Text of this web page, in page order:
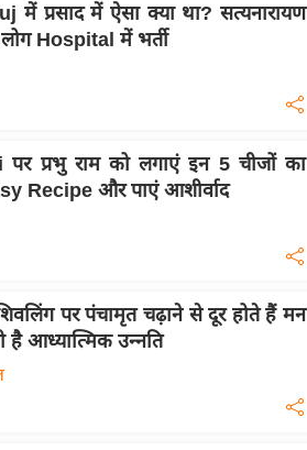
प्रसाद में ऐसा क्या था? सत्यनारायण
Hospital में भर्ती
प्रभु राम को लगाएं इन 5 चीजों का
Recipe और पाएं आशीर्वाद
पर पंचामृत चढ़ाने से दूर होते हैं मन
है आध्यात्मिक उन्नति